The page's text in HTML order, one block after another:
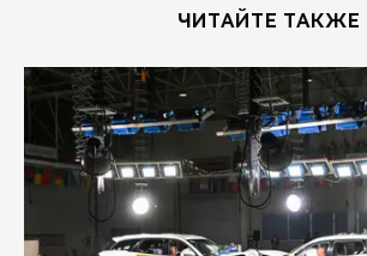
ЧИТАЙТЕ ТАКЖЕ